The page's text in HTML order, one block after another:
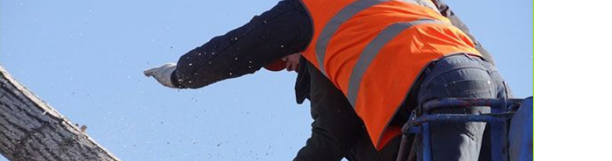
מצאתי דרך האתר גנן להקמה של גינה חדשה, שירות
מעולה ומקצועי, תודה!
anna lipaz
ממש כמו שכתוב. מקבלים כמה הצעות ומשווים מחירים!
עשיתי זאת והצלחתי גם לחסוך בעלות וגם לקבל שירות מעל
למצופה, תודה רבה לכם!